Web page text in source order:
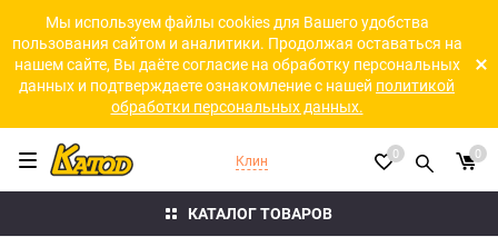
Мы используем файлы cookies для Вашего удобства
пользования сайтом и аналитики. Продолжая оставаться на
нашем сайте, Вы даёте согласие на обработку персональных
данных и подтверждаете ознакомление с нашей политикой
обработки персональных данных.
КАТАЛОГ ТОВАРОВ
Клин 0 0